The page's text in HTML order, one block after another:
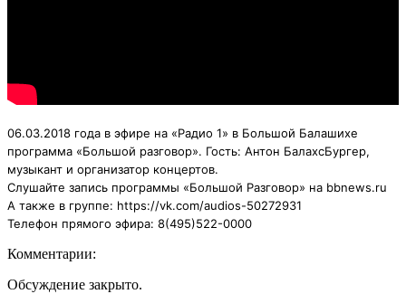
06.03.2018 года в эфире на «Радио 1» в Большой Балашихе
программа «Большой разговор». Гость: Антон БалахсБургер,
музыкант и организатор концертов.
Слушайте запись программы «Большой Разговор» на bbnews.ru
А также в группе: https://vk.com/audios-50272931
Телефон прямого эфира: 8(495)522-0000
Комментарии:
Обсуждение закрыто.